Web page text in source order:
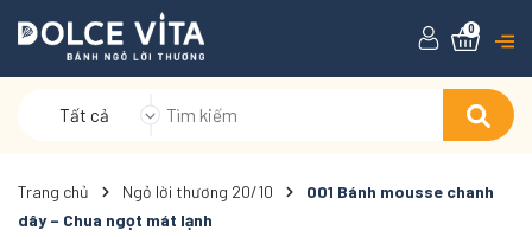
Tất cả
0
Trang chủ Ngỏ lời thương 20/10
001 Bánh mousse chanh
dây – Chua ngọt mát lạnh